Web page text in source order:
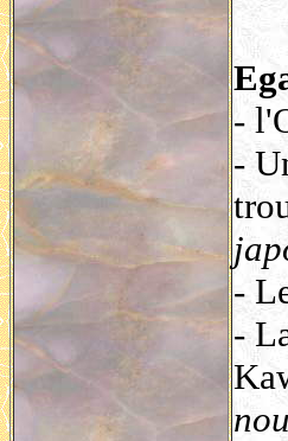
-
-
-
-